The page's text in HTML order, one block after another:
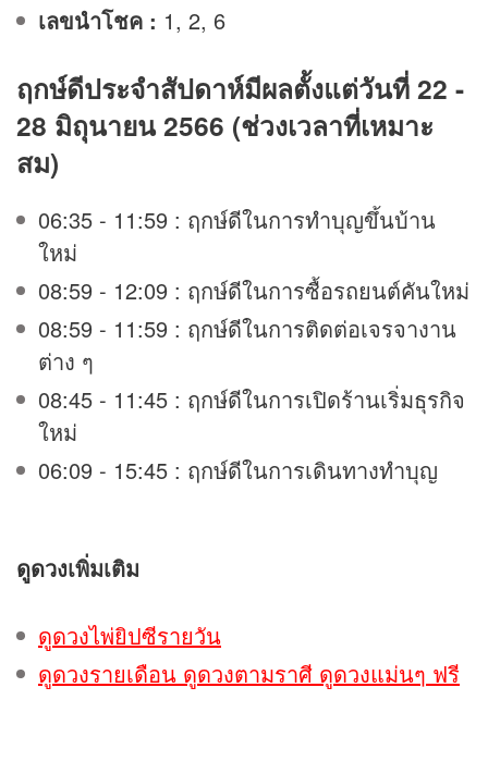
เลขนำโชค : 1, 2, 6
ฤกษ์ดีประจำสัปดาห์มีผลตั้งแต่วันที่ 22 -
28 มิถุนายน 2566 (ช่วงเวลาที่เหมาะ
สม)
06:35 - 11:59 : ฤกษ์ดีในการทำบุญขึ้นบ้าน
ใหม่
08:59 - 12:09 : ฤกษ์ดีในการซื้อรถยนต์คันใหม่
08:59 - 11:59 : ฤกษ์ดีในการติดต่อเจรจางาน
ต่าง ๆ
08:45 - 11:45 : ฤกษ์ดีในการเปิดร้านเริ่มธุรกิจ
ใหม่
06:09 - 15:45 : ฤกษ์ดีในการเดินทางทำบุญ
ดูดวงเพิ่มเติม
ดูดวงไพ่ยิปซีรายวัน
ดูดวงรายเดือน ดูดวงตามราศี ดูดวงแม่นๆ ฟรี